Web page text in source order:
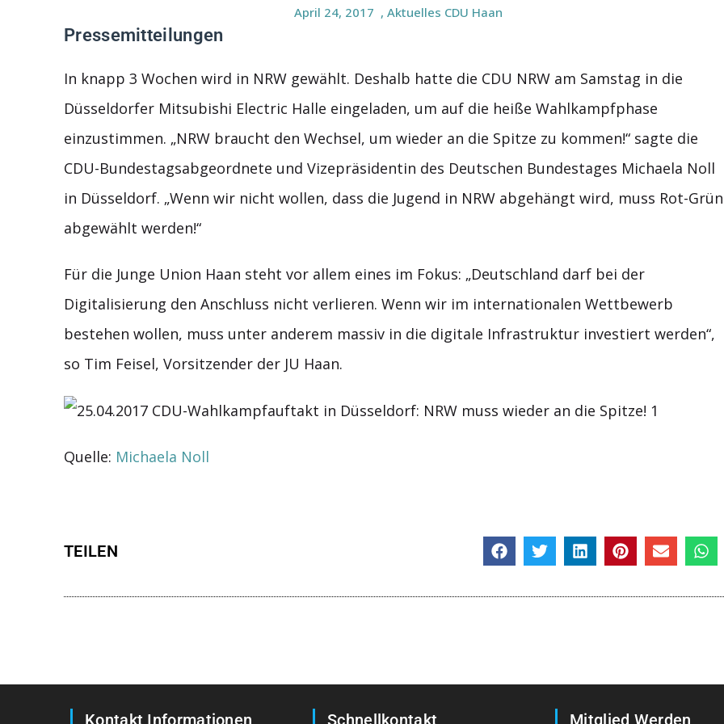
April 24, 2017 , Aktuelles CDU Haan
Pressemitteilungen
In knapp 3 Wochen wird in NRW gewählt. Deshalb hatte die CDU NRW am Samstag in die
Düsseldorfer Mitsubishi Electric Halle eingeladen, um auf die heiße Wahlkampfphase
einzustimmen. „NRW braucht den Wechsel, um wieder an die Spitze zu kommen!“ sagte die
CDU-Bundestagsabgeordnete und Vizepräsidentin des Deutschen Bundestages Michaela Noll
in Düsseldorf. „Wenn wir nicht wollen, dass die Jugend in NRW abgehängt wird, muss Rot-Grün
abgewählt werden!“
Für die Junge Union Haan steht vor allem eines im Fokus: „Deutschland darf bei der
Digitalisierung den Anschluss nicht verlieren. Wenn wir im internationalen Wettbewerb
bestehen wollen, muss unter anderem massiv in die digitale Infrastruktur investiert werden“,
so Tim Feisel, Vorsitzender der JU Haan.
Quelle: Michaela Noll
TEILEN